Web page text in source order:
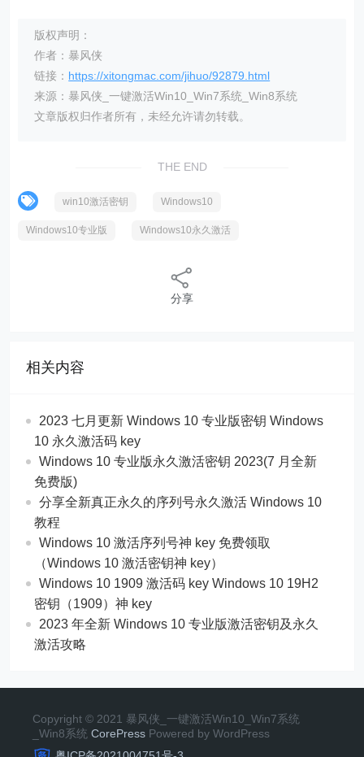
版权声明：
作者：暴风侠
链接： https://xitongmac.com/jihuo/92879.html
来源：暴风侠_一键激活Win10_Win7系统_Win8系统
文章版权归作者所有，未经允许请勿转载。
THE END
win10激活密钥 Windows10
Windows10专业版 Windows10永久激活
分享
相关内容
2023 七月更新 Windows 10 专业版密钥 Windows
10 永久激活码 key
Windows 10 专业版永久激活密钥 2023(7 月全新
免费版)
分享全新真正永久的序列号永久激活 Windows 10
教程
Windows 10 激活序列号神 key 免费领取
（Windows 10 激活密钥神 key）
Windows 10 1909 激活码 key Windows 10 19H2
密钥（1909）神 key
2023 年全新 Windows 10 专业版激活密钥及永久
激活攻略
Copyright © 2021 暴风侠_一键激活Win10_Win7系统
_Win8系统 CorePress Powered by WordPress